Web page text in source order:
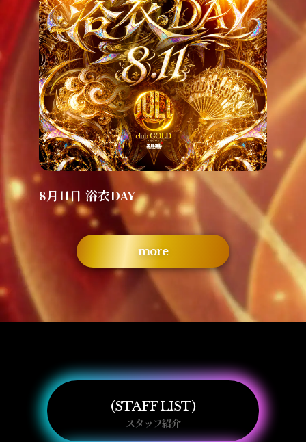
8月11日 浴衣DAY
more
STAFF LIST
スタッフ紹介